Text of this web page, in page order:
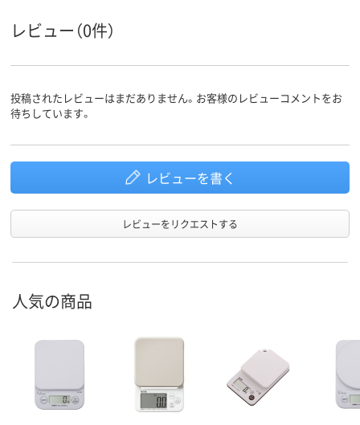
ーオフ（6分）、取引証
明以外用、防塵、防
（IP67)、地域設定、オ
分）、取引証明以外
用、防塵、防水
レビュー（0件）
投稿されたレビューはまだありません。お客様のレビューコメントをお
待ちしています。
レビューを書く
レビューをリクエストする
人気の商品